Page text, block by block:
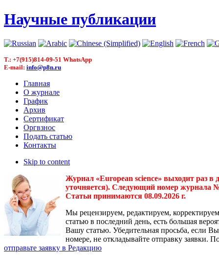
Научные публикации
T.: +7(915)814-09-51 WhatsApp
E-mail: info@p8n.ru
Главная
О журнале
График
Архив
Сертификат
Оргвзнос
Подать статью
Контакты
Skip to content
Журнал «European science» выходит раз в
уточняется). Следующий номер журнала №
Статьи принимаются 08.09.2026 г.
Мы рецензируем, редактируем,
статью в последний день, есть большая
Вашу статью. Убедительная просьба, если
номере, не откладывайте отправку заявки.
отправьте заявку в Редакцию